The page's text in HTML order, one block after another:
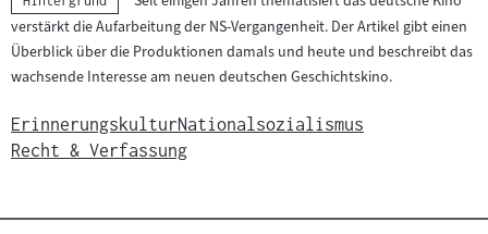
verstärkt die Aufarbeitung der NS-Vergangenheit. Der Artikel gibt einen
Überblick über die Produktionen damals und heute und beschreibt das
wachsende Interesse am neuen deutschen Geschichtskino.
ErinnerungskulturNationalsozialismus
Recht & Verfassung